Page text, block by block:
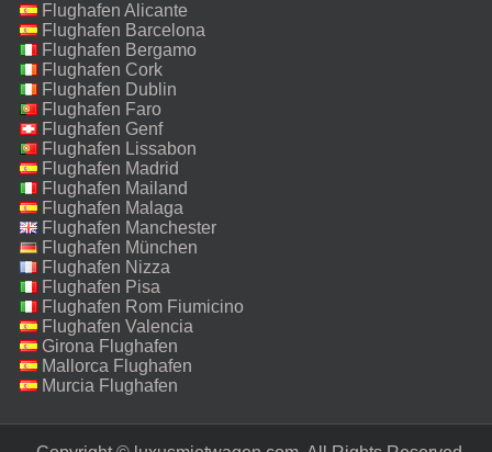
Flughafen Alicante
Flughafen Barcelona
Flughafen Bergamo
Flughafen Cork
Flughafen Dublin
Flughafen Faro
Flughafen Genf
Flughafen Lissabon
Flughafen Madrid
Flughafen Mailand
Malpensa
Flughafen Malaga
Flughafen Manchester
Flughafen München
Flughafen Nizza
Flughafen Pisa
Flughafen Rom Fiumicino
Flughafen Valencia
Girona Flughafen
Mallorca Flughafen
Murcia Flughafen